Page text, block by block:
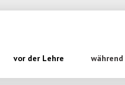
vor der Lehre